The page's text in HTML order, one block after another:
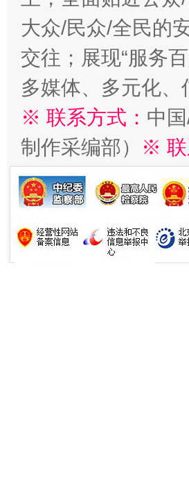
大众/民众/全民的
交往；展现“服务
多媒体、多元化
※ 联系方式： 中
制作采编部）
※ 联